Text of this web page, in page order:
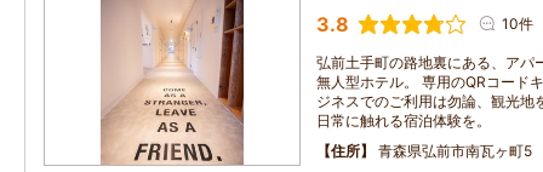
3.8 10件
弘前土手町の路地裏にある、アパ
無人型ホテル。 専用のQRコード
ジネスでのご利用は勿論、観光地
日常に触れる宿泊体験を。
住所
青森県弘前市南瓦ヶ町5